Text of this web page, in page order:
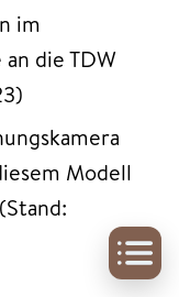
im
die TDW
Modell